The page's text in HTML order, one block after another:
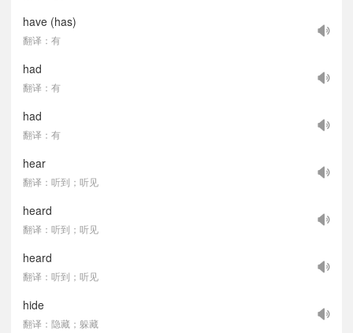
have (has)
翻译：有
had
翻译：有
had
翻译：有
hear
翻译：听到；听见
heard
翻译：听到；听见
heard
翻译：听到；听见
hide
翻译：隐藏；躲藏